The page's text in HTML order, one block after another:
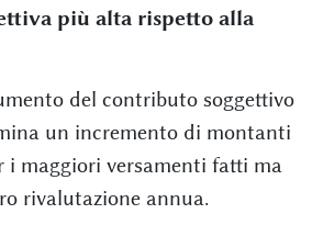
più alta rispetto alla
del contributo soggettivo
un incremento di montanti
i maggiori versamenti fatti ma
rivalutazione annua.